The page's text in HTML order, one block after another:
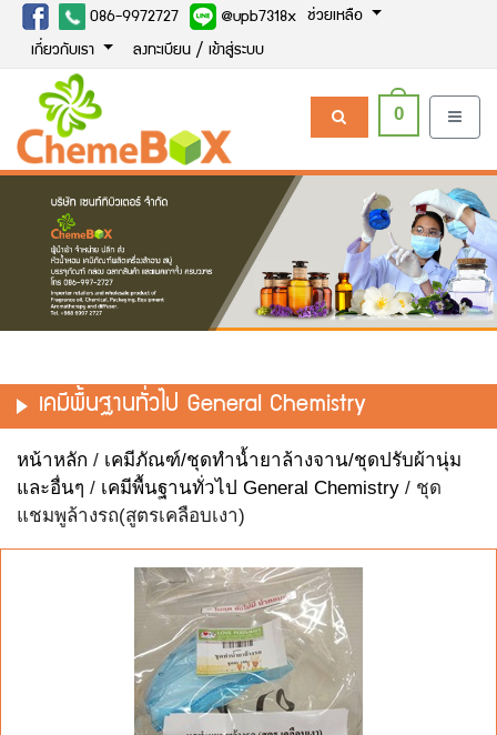
086-9972727 @upb7318x ช่วยเหลือ
เกี่ยวกับเรา ลงทะเบียน / เข้าสู่ระบบ
0
เคมีพื้นฐานทั่วไป General Chemistry
หน้าหลัก / เคมีภัณฑ์/ชุดทำน้ำยาล้างจาน/ชุดปรับผ้านุ่ม
และอื่นๆ / เคมีพื้นฐานทั่วไป General Chemistry / ชุด
แชมพูล้างรถ(สูตรเคลือบเงา)